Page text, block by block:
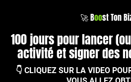
🚀 Boost Ton
100 jours pour lancer
activité et signer des
👇 CLIQUEZ SUR LA VIDEO